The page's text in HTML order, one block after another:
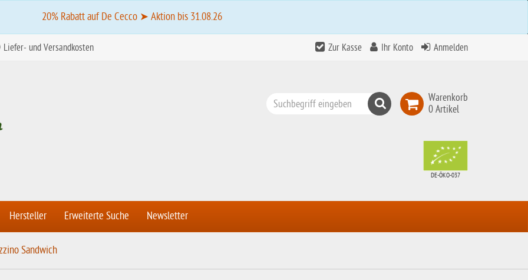
20% Rabatt auf De Cecco ➤ Aktion bis 31.08.26
Liefer- und Versandkosten Zur Kasse Ihr Konto Anmelden
Warenkorb
0 Artikel
Suchen
DE-ÖKO-037
Hersteller Erweiterte Suche Newsletter
Sandwich